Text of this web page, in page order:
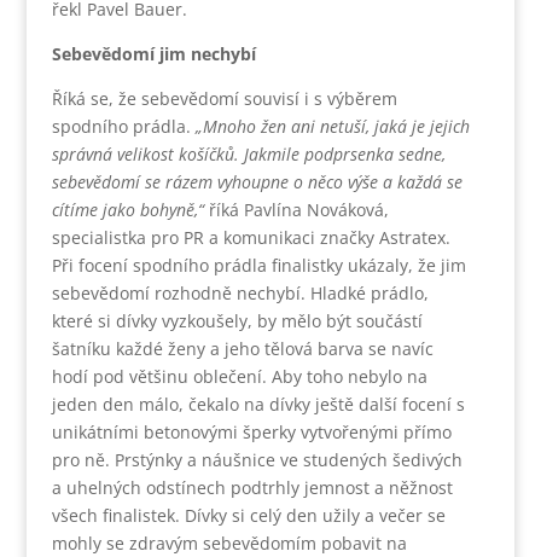
řekl Pavel Bauer.
Sebevědomí jim nechybí
Říká se, že sebevědomí souvisí i s výběrem
spodního prádla. „Mnoho žen ani netuší, jaká je jejich
správná velikost košíčků. Jakmile podprsenka sedne,
sebevědomí se rázem vyhoupne o něco výše a každá se
cítíme jako bohyně,“říká Pavlína Nováková,
specialistka pro PR a komunikaci značky Astratex.
Při focení spodního prádla finalistky ukázaly, že jim
sebevědomí rozhodně nechybí. Hladké prádlo,
které si dívky vyzkoušely, by mělo být součástí
šatníku každé ženy a jeho tělová barva se navíc
hodí pod většinu oblečení. Aby toho nebylo na
jeden den málo, čekalo na dívky ještě další focení s
unikátními betonovými šperky vytvořenými přímo
pro ně. Prstýnky a náušnice ve studených šedivých
a uhelných odstínech podtrhly jemnost a něžnost
všech finalistek. Dívky si celý den užily a večer se
mohly se zdravým sebevědomím pobavit na